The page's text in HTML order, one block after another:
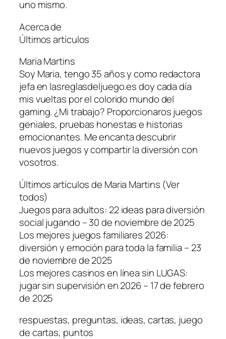
uno mismo.
Acerca de
Últimos artículos
Maria Martins
Soy Maria, tengo 35 años y como redactora
jefa en lasreglasdeljuego.es doy cada día
mis vueltas por el colorido mundo del
gaming. ¿Mi trabajo? Proporcionaros juegos
geniales, pruebas honestas e historias
emocionantes. Me encanta descubrir
nuevos juegos y compartir la diversión con
vosotros.
Últimos artículos de Maria Martins (Ver
todos)
Juegos para adultos: 22 ideas para diversión
social jugando – 30 de noviembre de 2025
Los mejores juegos familiares 2026:
diversión y emoción para toda la familia – 23
de noviembre de 2025
Los mejores casinos en línea sin LUGAS:
jugar sin supervisión en 2026 – 17 de febrero
de 2025
respuestas, preguntas, ideas, cartas, juego
de cartas, puntos